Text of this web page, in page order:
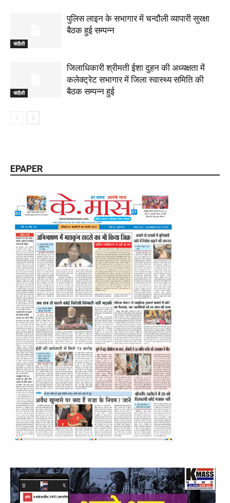
चंदौली
पुलिस लाइन के सभागार में चन्दौली व्यापारी सुरक्षा
बैठक हुई सम्पन्न
चंदौली
जिलाधिकारी श्रीमती ईशा दुहन की अध्यक्षता में
कलेक्ट्रेट सभागार में जिला स्वास्थ्य समिति की
बैठक सम्पन्न हुई
EPAPER